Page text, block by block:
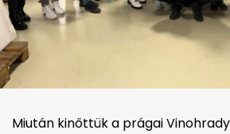
Miután kinőttük a prágai